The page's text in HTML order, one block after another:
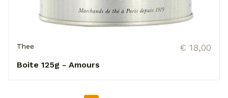
Thee € 18,00
Boite 125g - Amours